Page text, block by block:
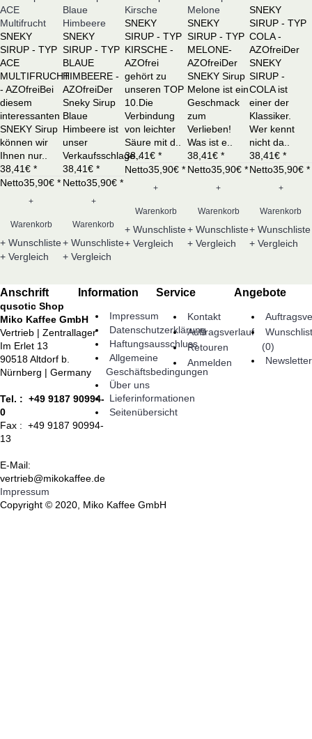
ACE
Multifrucht
SNEKY
SIRUP - TYP
ACE
MULTIFRUCHT
- AZOfreiBei
diesem
interessanten
SNEKY Sirup
können wir
Ihnen nur..
38,41€ *
Netto35,90€ *
+
Warenkorb
+ Wunschliste
+ Vergleich
Blaue
Himbeere
SNEKY
SIRUP - TYP
BLAUE
HIMBEERE -
AZOfreiDer
Sneky Sirup
Blaue
Himbeere ist
unser
Verkaufsschlage..
38,41€ *
Netto35,90€ *
+
Warenkorb
+ Wunschliste
+ Vergleich
Kirsche
SNEKY
SIRUP - TYP
KIRSCHE -
AZOfrei
gehört zu
unseren TOP
10.Die
Verbindung
von leichter
Säure mit d..
38,41€ *
Netto35,90€ *
+
Warenkorb
+ Wunschliste
+ Vergleich
Melone
SNEKY
SIRUP - TYP
MELONE-
AZOfreiDer
SNEKY Sirup
Melone ist ein
Geschmack
zum
Verlieben!
Was ist e..
38,41€ *
Netto35,90€ *
+
Warenkorb
+ Wunschliste
+ Vergleich
SNEKY
SIRUP - TYP
COLA -
AZOfreiDer
SNEKY
SIRUP -
COLA ist
einer der
Klassiker.
Wer kennt
nicht da..
38,41€ *
Netto35,90€ *
+
Warenkorb
+ Wunschliste
+ Vergleich
Anschrift
qusotic Shop
Miko Kaffee GmbH
Vertrieb | Zentrallager
Im Erlet 13
90518 Altdorf b.
Nürnberg | Germany
Tel. : +49 9187 90994-
0
Fax : +49 9187 90994-
13
E-Mail:
vertrieb@mikokaffee.de
Information
Impressum
Datenschutzerklärung
Haftungsausschluss
Allgemeine
Geschäftsbedingungen
Über uns
Lieferinformationen
Seitenübersicht
Service
Kontakt
Auftragsverlauf
Retouren
Anmelden
Angebote
(0)
Newsletter
Impressum
Copyright © 2020, Miko Kaffee GmbH